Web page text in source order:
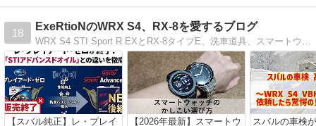
18
ExeRtioNのWRX S4、RX-8を愛するブログ
WRX S4 STI Sport R EXとRX-8タイプE、洗車道具、スマートウォッチなどのガジェットについてひたすらレビューし続けているブログです。Amazon購入額年間100万オーバーの忖度なしガチレビュー！
【スバル純正】レ・プレイ
【2026年最新】スマートウ
スバルの車検